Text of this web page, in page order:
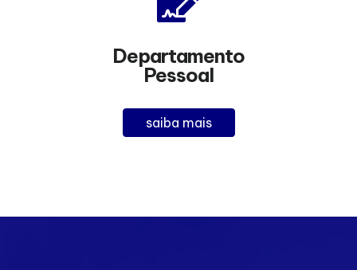
Departamento
Pessoal
saiba mais